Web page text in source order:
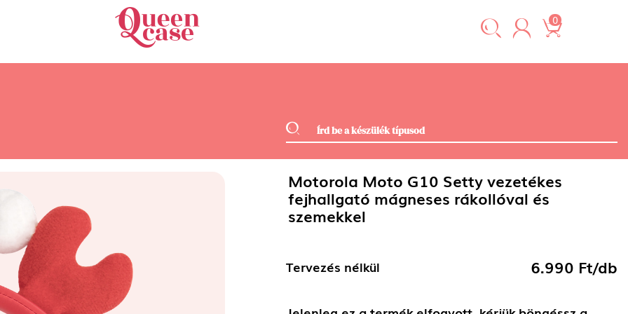
0
Motorola Moto G10 Setty vezetékes
fejhallgató mágneses rákollóval és
szemekkel
Tervezés nélkül 6.990 Ft/db